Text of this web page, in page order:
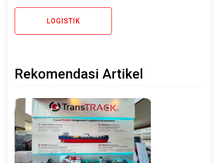
LOGISTIK
Rekomendasi Artikel